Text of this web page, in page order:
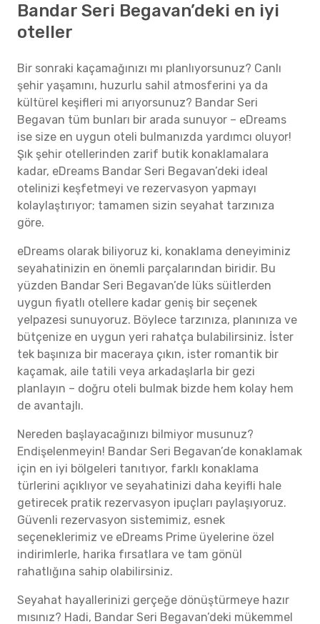
Bandar Seri Begavan’deki en iyi
oteller
Bir sonraki kaçamağınızı mı planlıyorsunuz? Canlı
şehir yaşamını, huzurlu sahil atmosferini ya da
kültürel keşifleri mi arıyorsunuz? Bandar Seri
Begavan tüm bunları bir arada sunuyor – eDreams
ise size en uygun oteli bulmanızda yardımcı oluyor!
Şık şehir otellerinden zarif butik konaklamalara
kadar, eDreams Bandar Seri Begavan’deki ideal
otelinizi keşfetmeyi ve rezervasyon yapmayı
kolaylaştırıyor; tamamen sizin seyahat tarzınıza
göre.
eDreams olarak biliyoruz ki, konaklama deneyiminiz
seyahatinizin en önemli parçalarından biridir. Bu
yüzden Bandar Seri Begavan’de lüks süitlerden
uygun fiyatlı otellere kadar geniş bir seçenek
yelpazesi sunuyoruz. Böylece tarzınıza, planınıza ve
bütçenize en uygun yeri rahatça bulabilirsiniz. İster
tek başınıza bir maceraya çıkın, ister romantik bir
kaçamak, aile tatili veya arkadaşlarla bir gezi
planlayın – doğru oteli bulmak bizde hem kolay hem
de avantajlı.
Nereden başlayacağınızı bilmiyor musunuz?
Endişelenmeyin! Bandar Seri Begavan’de konaklamak
için en iyi bölgeleri tanıtıyor, farklı konaklama
türlerini açıklıyor ve seyahatinizi daha keyifli hale
getirecek pratik rezervasyon ipuçları paylaşıyoruz.
Güvenli rezervasyon sistemimiz, esnek
seçeneklerimiz ve eDreams Prime üyelerine özel
indirimlerle, harika fırsatlara ve tam gönül
rahatlığına sahip olabilirsiniz.
Seyahat hayallerinizi gerçeğe dönüştürmeye hazır
mısınız? Hadi, Bandar Seri Begavan’deki mükemmel